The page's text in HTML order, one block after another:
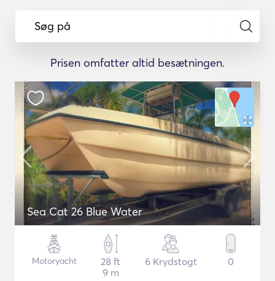
Søg på
Prisen omfatter altid besætningen.
Sea Cat 26 Blue Water
Motoryacht
28 ft
9 m
6 Krydstogt 0